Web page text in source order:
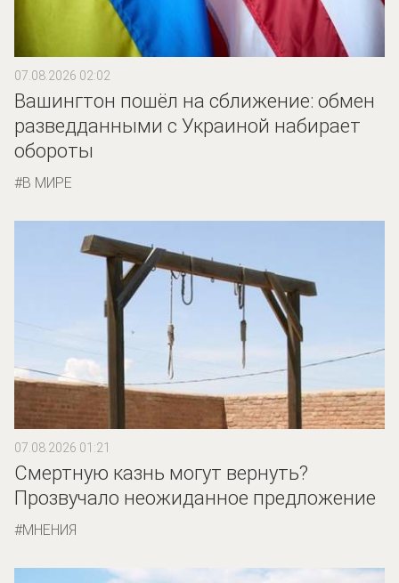
07.08.2026 02:02
Вашингтон пошёл на сближение: обмен
разведданными с Украиной набирает
обороты
В МИРЕ
07.08.2026 01:21
Смертную казнь могут вернуть?
Прозвучало неожиданное предложение
МНЕНИЯ